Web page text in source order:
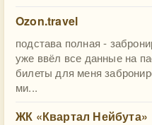
Ozon.travel
подстава полная -
уже ввёл все данные на
билеты для меня
ми...
ЖК «Квартал Нейбута»